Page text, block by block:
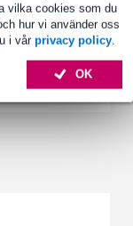
vilka cookies som du
hur vi använder oss
i vår privacy policy.
OK